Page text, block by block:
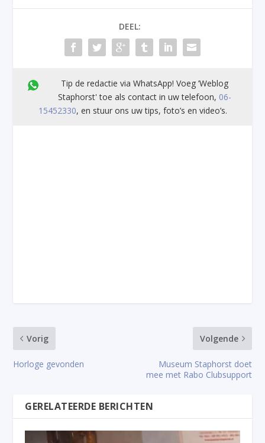
DEEL:
Tip de redactie via WhatsApp! Voeg ’Weblog
Staphorst' toe als contact in uw telefoon, 06-
15452330, en stuur ons uw tips, foto’s en video’s.
Vorig
Horloge gevonden
Volgende
Museum Staphorst doet
mee met Rabo Clubsupport
GERELATEERDE BERICHTEN